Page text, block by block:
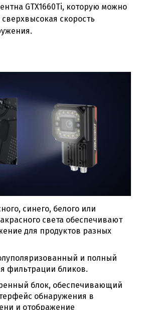
GTX1660Ti, которую можно
скорость
синего, белого или
света обеспечивают
для продуктов разных
и полный
фильтрации бликов.
блок, обеспечивающий
обнаружения в
и отображение